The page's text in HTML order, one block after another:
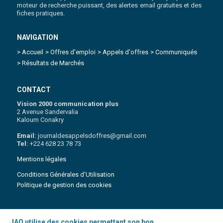
moteur de recherche puissant, des alertes email gratuites et des
fiches pratiques.
NAVIGATION
> Accueil > Offres d'emploi > Appels d'offres > Communiqués
> Résultats de Marchés
CONTACT
Vision 2000 communication plus
2 Avenue Sandervalia
Kaloum Conakry
Email:journaldesappelsdoffres@gmail.com
Tel:+224 628 23 78 73
Mentions légales
Conditions Générales d'Utilisation
Politique de gestion des cookies